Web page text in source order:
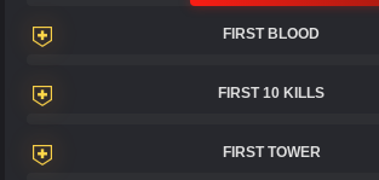
FIRST BLOOD
FIRST 10 KILLS
FIRST TOWER